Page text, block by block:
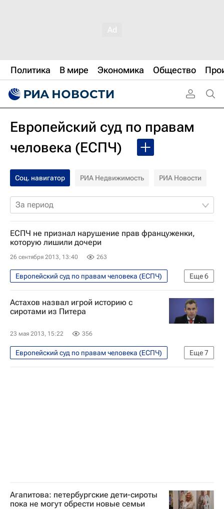
Политика В мире Экономика Общество
Европейский суд по правам
человека (ЕСПЧ)
Соц. навигатор РИА Недвижимость РИА Новости
За период
ЕСПЧ не признал нарушение прав француженки,
которую лишили дочери
26 сентября 2013, 13:40 263
Еще6
Европейский суд по правам человека (ЕСПЧ)
В мире
Жизнь без преград
Франция
Весь мир
Европа
Астахов назвал игрой историю с
сиротами из Питера
23 мая 2013, 15:22 356
Еще7
Европейский суд по правам человека (ЕСПЧ)
В мире
Жизнь без преград
Агапитова: петербургские дети-сироты
пока не могут обрести новые семьи